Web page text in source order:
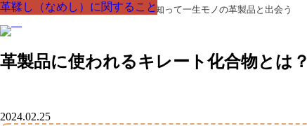
革製品の部品の呼び名・素材・技術を知って一生モノの革製品と出会う
革製品に使われるキレート化合物とは？
革鞣し（なめし）に関すること
2024.02.25
革鞣し（なめし）に関すること
革鞣し（なめし）に関すること
革鞣し（なめし）に関すること
革鞣し（なめし）に関すること
革鞣し（なめし）に関すること
革鞣し（なめし）に関すること